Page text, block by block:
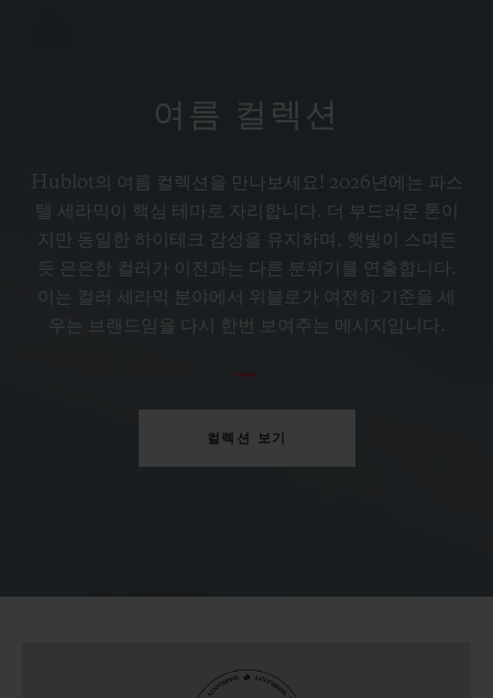
CHF 12,900 •
여름 컬렉션
Hublot의 여름 컬렉션을 만나보세요! 2026년에는 파스
텔 세라믹이 핵심 테마로 자리합니다. 더 부드러운 톤이
지만 동일한 하이테크 감성을 유지하며, 햇빛이 스며든
듯 은은한 컬러가 이전과는 다른 분위기를 연출합니다.
이는 컬러 세라믹 분야에서 위블로가 여전히 기준을 세
우는 브랜드임을 다시 한번 보여주는 메시지입니다.
컬렉션 보기